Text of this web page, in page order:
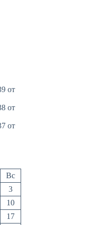
от
от
от
Вс
3
10
17